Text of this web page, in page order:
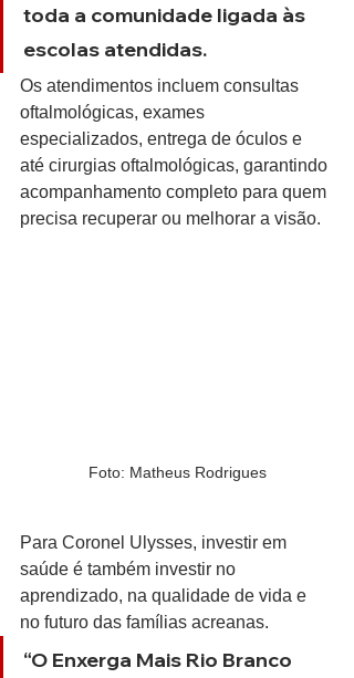
toda a comunidade ligada às
escolas atendidas.
Os atendimentos incluem consultas
oftalmológicas, exames
especializados, entrega de óculos e
até cirurgias oftalmológicas, garantindo
acompanhamento completo para quem
precisa recuperar ou melhorar a visão.
Foto: Matheus Rodrigues
Para Coronel Ulysses, investir em
saúde é também investir no
aprendizado, na qualidade de vida e
no futuro das famílias acreanas.
“O Enxerga Mais Rio Branco